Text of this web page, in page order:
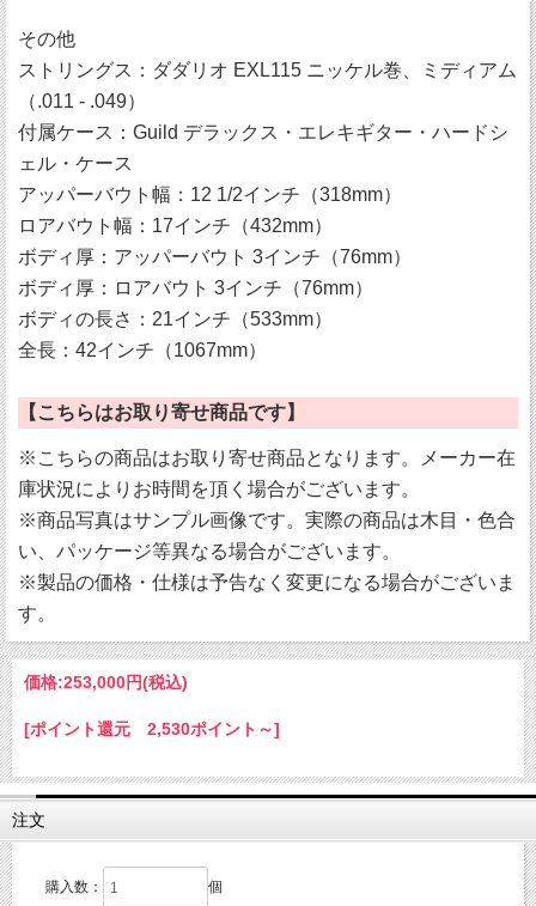
その他
ストリングス：ダダリオ EXL115 ニッケル巻、ミディアム
（.011 - .049）
付属ケース：Guild デラックス・エレキギター・ハードシ
ェル・ケース
アッパーバウト幅：12 1/2インチ（318mm）
ロアバウト幅：17インチ（432mm）
ボディ厚：アッパーバウト 3インチ（76mm）
ボディ厚：ロアバウト 3インチ（76mm）
ボディの長さ：21インチ（533mm）
全長：42インチ（1067mm）
【こちらはお取り寄せ商品です】
※こちらの商品はお取り寄せ商品となります。メーカー在
庫状況によりお時間を頂く場合がございます。
※商品写真はサンプル画像です。実際の商品は木目・色合
い、パッケージ等異なる場合がございます。
※製品の価格・仕様は予告なく変更になる場合がございま
す。
価格:253,000円(税込)
[ポイント還元 2,530ポイント～]
注文
購入数： 個